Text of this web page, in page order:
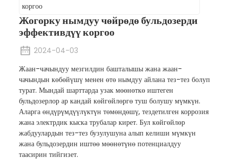
Жогорку нымдуу чөйрөдө бульдозерди
эффективдүү коргоо
2024-04-03
Жаан-чачындуу мезгилдин башталышы жана жаан-
чачындын көбөйүшү менен өтө нымдуу айлана тез-тез болуп
турат. Мындай шарттарда узак мөөнөткө иштеген
бульдозерлор ар кандай көйгөйлөргө туш болушу мүмкүн.
Аларга өндүрүмдүүлүктүн төмөндөшү, тездетилген коррозия
жана электрдик кыска трубалар кирет. Бул көйгөйлөр
жабдуулардын тез-тез бузулушуна алып келиши мүмкүн
жана бульдозердин иштөө мөөнөтүнө потенциалдуу
таасирин тийгизет.